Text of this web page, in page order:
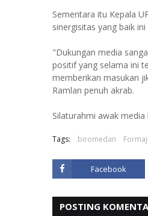
Sementara itu Kepala
sinergisitas yang baik
"Dukungan media
positif yang selama ini
memberikan masukan
Ramlan penuh akrab.
Silaturahmi awak
Tags: biromedan
Facebook
POSTING